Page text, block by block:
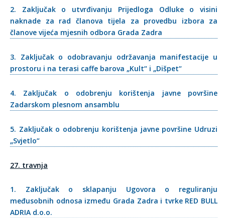
2. Zaključak o utvrđivanju Prijedloga Odluke o visini
naknade za rad članova tijela za provedbu izbora za
članove vijeća mjesnih odbora Grada Zadra
3. Zaključak o odobravanju održavanja manifestacije u
prostoru i na terasi caffe barova „Kult“ i „Dišpet“
4. Zaključak o odobrenju korištenja javne površine
Zadarskom plesnom ansamblu
5. Zaključak o odobrenju korištenja javne površine Udruzi
„Svjetlo“
27. travnja
1. Zaključak o sklapanju Ugovora o reguliranju
međusobnih odnosa između Grada Zadra i tvrke RED BULL
ADRIA d.o.o.